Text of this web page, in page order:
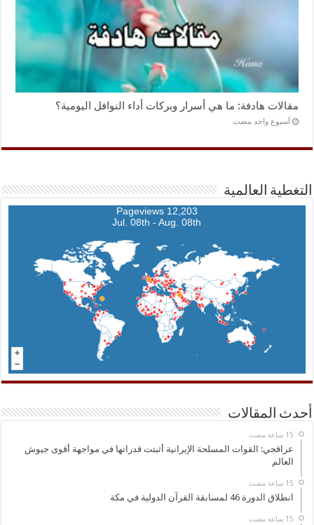
مقالات هادفة: ما هي أسرار وبركات أداء النوافل اليومية؟
‏أسبوع واحد مضت
التغطية العالمية
12,203 Pageviews
Jul. 08th - Aug. 08th
أحدث المقالات
عراقجي: القوات المسلحة الإيرانية أثبتت قدراتها في مواجهة أقوى جيوش
العالم
انطلاق الدورة 46 لمسابقة القرآن الدولية في مكة